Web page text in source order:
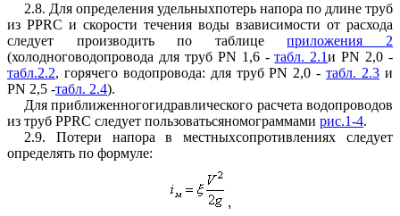
2.8. Для определения удельныхпотерь напора по длине труб
из PPRC и скорости течения воды взависимости от расхода
следует производить по таблицеприложения 2
(холодноговодопровода для труб PN 1,6 -табл. 2.1иPN 2,0 -
табл.2.2, горячего водопровода: для труб PN 2,0 -табл. 2.3 и
PN 2,5 -табл. 2.4).
Для приближенногогидравлического расчета водопроводов
из труб PPRC следует пользоватьсяномограммами рис.1-4.
2.9. Потери напора в местныхсопротивлениях следует
определять по формуле:
,